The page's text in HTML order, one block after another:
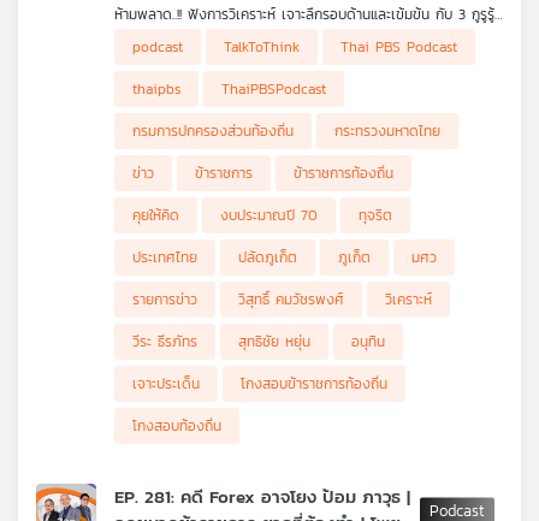
ห้ามพลาด..!! ฟังการวิเคราะห์ เจาะลึกรอบด้านและเข้มข้น กับ 3 กูรูรู้
ข่าวร้อน
รายได้สูง" !
• "ทุจริตสอบข้าราชการท้องถิ่น" วิบากกรรมกระทรวงมหาดไทย !
• ปลัดจังหวัดภูเก็ต กลับเข้าปฏิบัติหน้าที่ตามเดิม
• การพิจารณางบประมาณปี 70 มีอะไรน่ากังวลหรือไม่ ?
podcast TalkToThink
Thai PBS Podcast
thaipbs
ThaiPBSPodcast
กรมการปกครองส่วนท้องถิ่น
กระทรวงมหาดไทย
ข่าว
ข้าราชการ
ข้าราชการท้องถิ่น
คุยให้คิด
งบประมาณปี 70
ทุจริต
ประเทศไทย
ปลัดภูเก็ต ภูเก็ต
มศว
รายการข่าว
วิสุทธิ์ คมวัชรพงศ์
วิเคราะห์
วีระ ธีรภัทร
สุทธิชัย หยุ่น
อนุทิน
เจาะประเด็น
โกงสอบข้าราชการท้องถิ่น
โกงสอบท้องถิ่น
EP. 281: คดี Forex อาจโยง ป้อม ภาวุธ |